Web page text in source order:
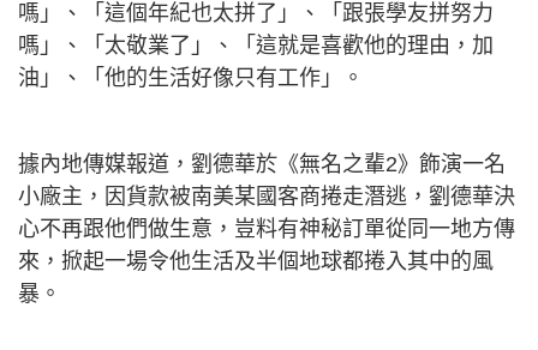
嗎」、「這個年紀也太拼了」、「跟張學友拼努力
嗎」、「太敬業了」、「這就是喜歡他的理由，加
油」、「他的生活好像只有工作」。
據內地傳媒報道，劉德華於《無名之輩2》飾演一名
小廠主，因貨款被南美某國客商捲走潛逃，劉德華決
心不再跟他們做生意，豈料有神秘訂單從同一地方傳
來，掀起一場令他生活及半個地球都捲入其中的風
暴。